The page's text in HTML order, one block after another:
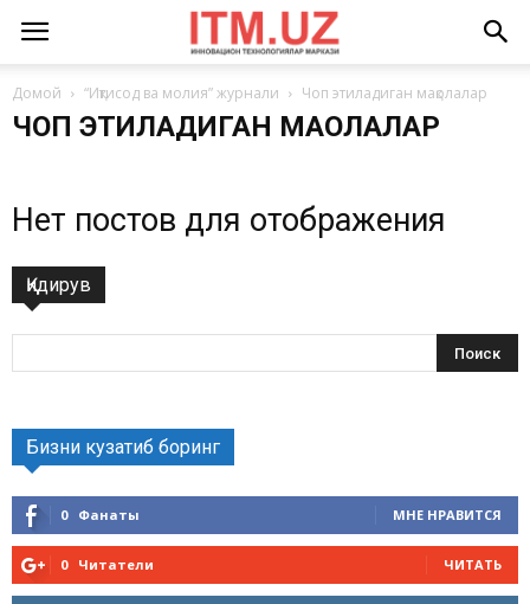
Домой “Иқтисод ва молия” журнали Чоп этиладиган мақолалар
ЧОП ЭТИЛАДИГАН МАҚОЛАЛАР
Нет постов для отображения
Қидирув
Бизни кузатиб боринг
0 Фанаты МНЕ НРАВИТСЯ
0 Читатели ЧИТАТЬ